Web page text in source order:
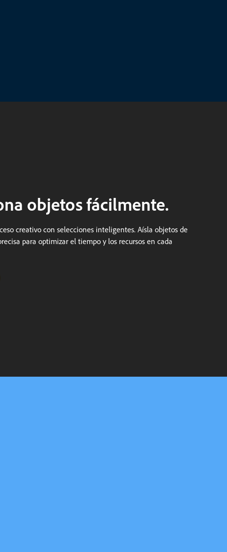
objetos fácilmente.
creativo con selecciones inteligentes. Aísla objetos de
para optimizar el tiempo y los recursos en cada